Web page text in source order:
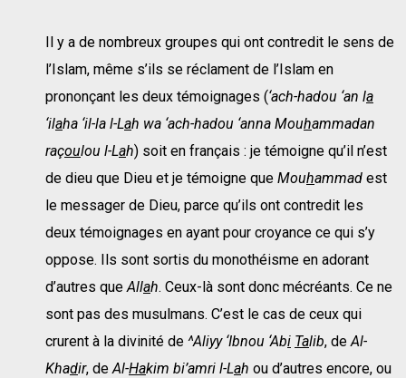
Il y a de nombreux groupes qui ont contredit le sens de
l’Islam, même s’ils se réclament de l’Islam en
prononçant les deux témoignages (‘ach-hadou ‘an la
‘ilaha ‘il-la l-Lah wa ‘ach-hadou ‘anna Mouhammadan
raçoulou l-Lah) soit en français : je témoigne qu’il n’est
de dieu que Dieu et je témoigne que Mouhammad est
le messager de Dieu, parce qu’ils ont contredit les
deux témoignages en ayant pour croyance ce qui s’y
oppose. Ils sont sortis du monothéisme en adorant
d’autres queAllah. Ceux-là sont donc mécréants. Ce ne
sont pas des musulmans. C’est le cas de ceux qui
crurent à la divinité de ^Aliyy ‘Ibnou ‘Abi Talib, deAl-
Khadir, deAl-Hakim bi’amri l-Lah ou d’autres encore, ou